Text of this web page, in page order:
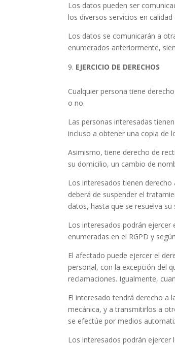
Los datos pueden ser
los diversos servicios en
Los datos se comunicarán a
enumerados anteriormente,
EJERCICIO DE DERECHOS
Cualquier persona tiene
o no.
Las personas interesadas
incluso a obtener una copia de
Asimismo, tiene derecho de
su domicilio, un cambio de
Los interesados tienen
deberá de suspender el
datos, hasta que se resuelva su
Los interesados podrán ejercer
enumeradas en el RGPD y
El afectado puede ejercer el
personal, con la excepción del
reclamaciones. Igualmente,
El interesado tendrá derecho a
mecánica, y a transmitirlos a
se efectúe por medios
Los interesados podrán